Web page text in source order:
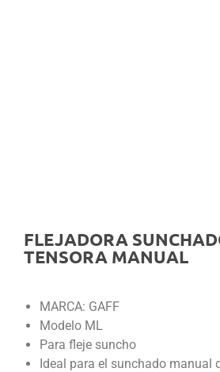
FLEJADORA
TENSORA MANUAL
MARCA: GAFF
Modelo ML
Para fleje suncho
Ideal para el sunchado manual